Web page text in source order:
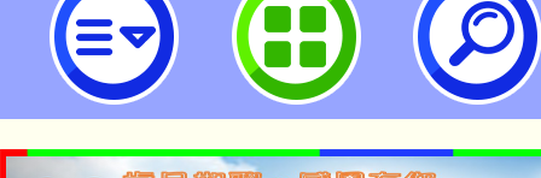
教學：2024線上教師研習」-桃園